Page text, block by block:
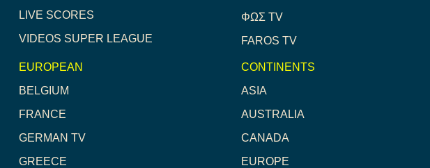
LIVE SCORES
VIDEOS SUPER LEAGUE
ΦΩΣ TV
FAROS TV
EUROPEAN
BELGIUM
FRANCE
GERMAN TV
GREECE
CONTINENTS
ASIA
AUSTRALIA
CANADA
EUROPE